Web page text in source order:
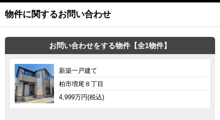
物件に関するお問い合わせ
お問い合わせをする物件【全1物件】
新築一戸建て
柏市増尾８丁目
4,999万円(税込)